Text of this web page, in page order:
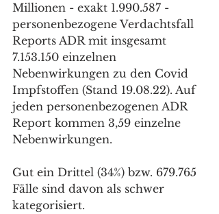
Millionen - exakt 1.990.587 -
personenbezogene Verdachtsfall
Reports ADR mit insgesamt
7.153.150 einzelnen
Nebenwirkungen zu den Covid
Impfstoffen (Stand 19.08.22). Auf
jeden personenbezogenen ADR
Report kommen 3,59 einzelne
Nebenwirkungen.
Gut ein Drittel (34%) bzw. 679.765
Fälle sind davon als schwer
kategorisiert.